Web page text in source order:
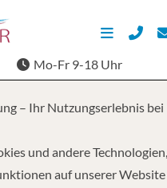
Mo-Fr 9-18 Uhr
– Ihr Nutzungserlebnis bei
und andere
auf unserer Website